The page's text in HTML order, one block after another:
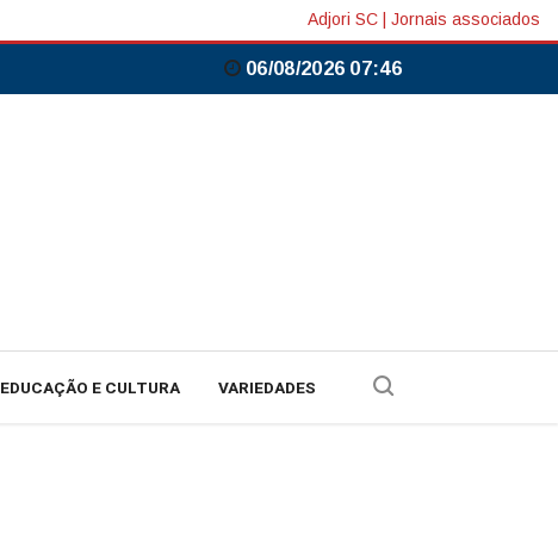
Adjori SC Jornais associados
06/08/2026 07:46
EDUCAÇÃO E CULTURA VARIEDADES